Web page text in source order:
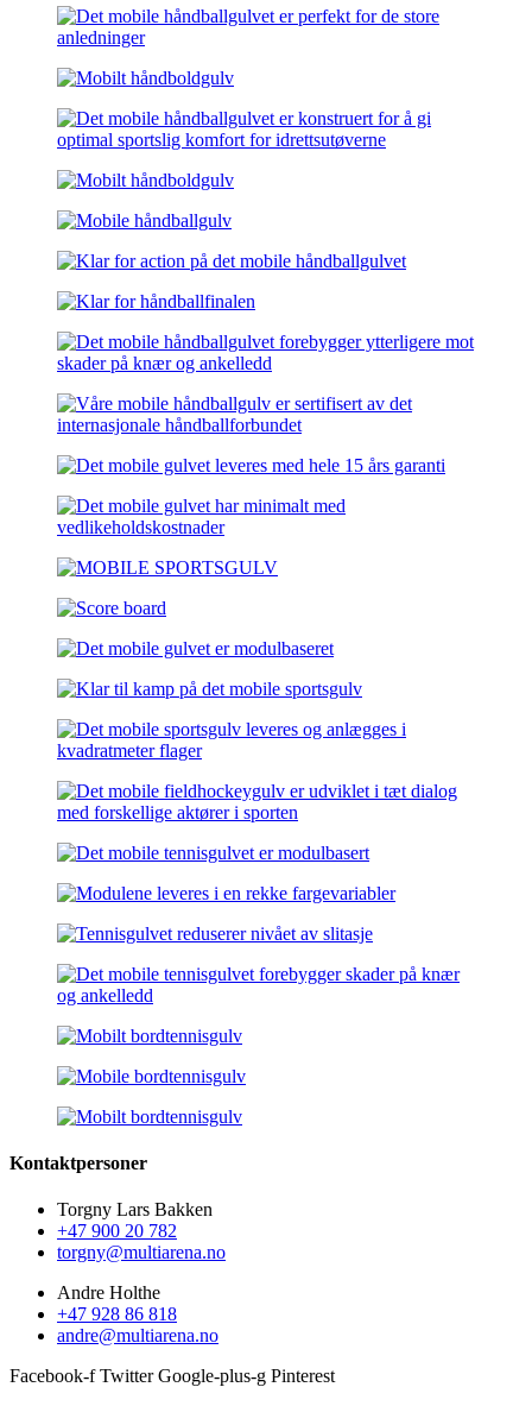
Kontaktpersoner
Torgny Lars Bakken
+47 900 20 782
torgny@multiarena.no
Andre Holthe
+47 928 86 818
andre@multiarena.no
Facebook-f Twitter Google-plus-g Pinterest